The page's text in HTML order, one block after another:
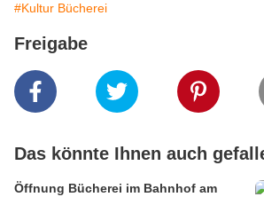
#Kultur Bücherei
Freigabe
Das könnte Ihnen auch
Öffnung Bücherei im Bahnhof am